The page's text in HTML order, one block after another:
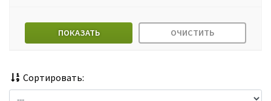
ПОКАЗАТЬ ОЧИСТИТЬ
Сортировать: